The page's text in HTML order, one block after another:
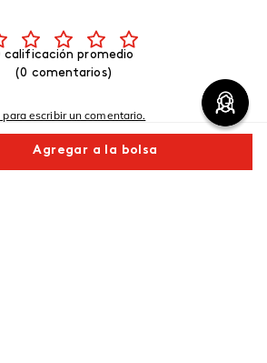
Agregar a la bolsa
calificación promedio
(0 comentarios)
escribir un comentario.